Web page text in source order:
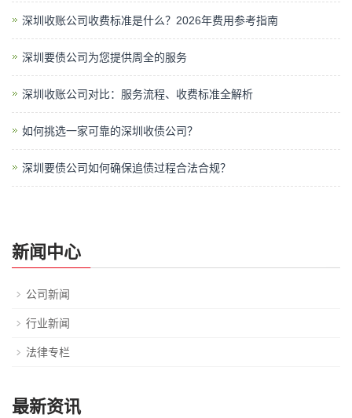
深圳收账公司收费标准是什么？2026年费用参考指南
深圳要债公司为您提供周全的服务
深圳收账公司对比：服务流程、收费标准全解析
如何挑选一家可靠的深圳收债公司？
深圳要债公司如何确保追债过程合法合规？
新闻中心
公司新闻
行业新闻
法律专栏
最新资讯